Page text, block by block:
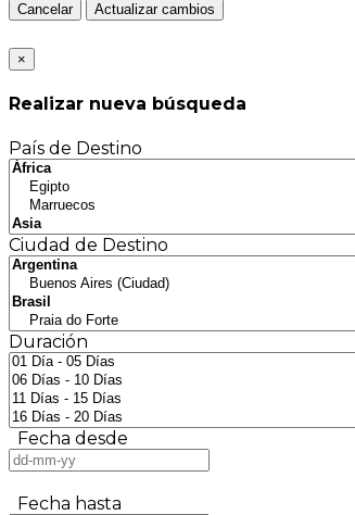
Cancelar Actualizar cambios
×
Realizar nueva búsqueda
País de Destino
Ciudad de Destino
Duración
Fecha desde
Fecha hasta